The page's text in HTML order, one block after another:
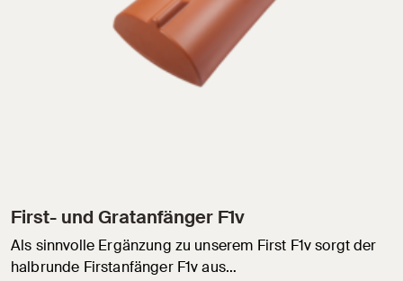
First- und Gratanfänger F1v
Als sinnvolle Ergänzung zu unserem First F1v sorgt der
halbrunde Firstanfänger F1v aus…